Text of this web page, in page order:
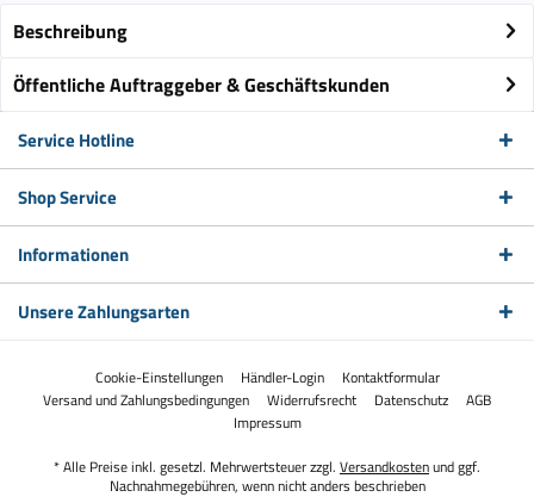
Beschreibung
Öffentliche Auftraggeber & Geschäftskunden
Service Hotline
Shop Service
Informationen
Unsere Zahlungsarten
Cookie-Einstellungen Händler-Login
Kontaktformular
Versand und Zahlungsbedingungen
Widerrufsrecht Datenschutz
AGB
Impressum
* Alle Preise inkl. gesetzl. Mehrwertsteuer zzgl. Versandkostenund ggf.
Nachnahmegebühren, wenn nicht anders beschrieben